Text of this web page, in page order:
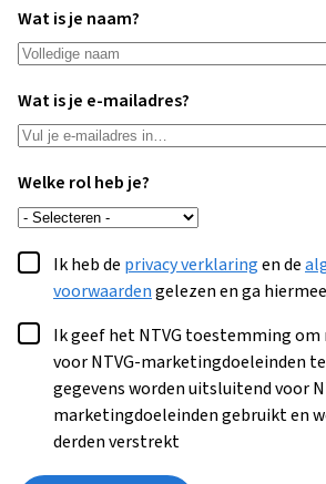
Wat is je naam?
Wat is je e-mailadres?
Welke rol heb je?
Ik heb de privacy verklaringen de
voorwaardengelezen en ga
Ik geef het NTVG toestemming
voor NTVG-marketingdoeleinden
gegevens worden uitsluitend voor
marketingdoeleinden gebruikt en
derden verstrekt